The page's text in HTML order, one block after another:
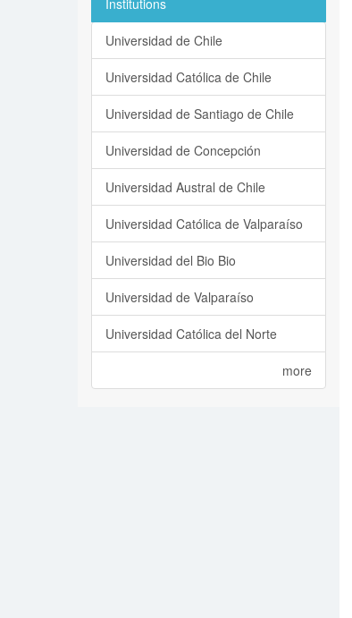
Institutions
Universidad de Chile
Universidad Católica de Chile
Universidad de Santiago de Chile
Universidad de Concepción
Universidad Austral de Chile
Universidad Católica de Valparaíso
Universidad del Bio Bio
Universidad de Valparaíso
Universidad Católica del Norte
more